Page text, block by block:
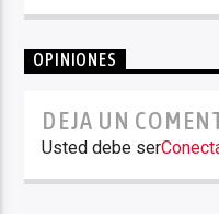
OPINIONES
DEJA UN
Usted debe ser